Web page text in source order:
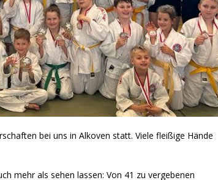
bei uns in Alkoven statt. Viele fleißige Hände
mehr als sehen lassen: Von 41 zu vergebenen